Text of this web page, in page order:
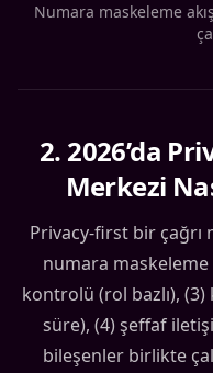
Numara maskeleme
2. 2026’da
Merkezi
Privacy-first bir çağrı
numara
kontrolü (rol bazlı), (3)
süre), (4) şeffaf
bileşenler birlikte